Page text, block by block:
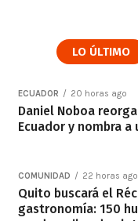
LO ÚLTIMO
ECUADOR 20 horas ago
Daniel Noboa
Ecuador y nombra
COMUNIDAD 22 horas ago
Quito buscará el
gastronomía: 150